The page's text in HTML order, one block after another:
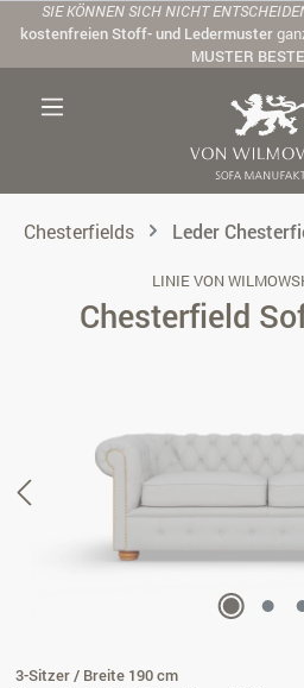
Zum Hauptinhalt springen
SIE KÖNNEN SICH NICHT
kostenfreien Stoff- und Ledermuster
MUSTER
Chesterfields Leder
LINIE VON
Chesterfield
3-Sitzer / Breite 190 cm